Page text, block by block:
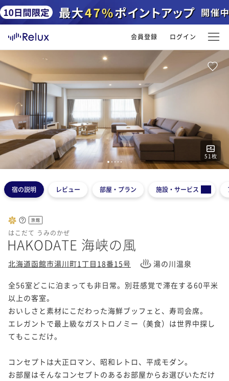
会員登録 ログイン
51 枚
1 2345
宿の説明 レビュー 部屋・プラン 施設・サービス
旅館
はこだて うみのかぜ
HAKODATE 海峡の風
北海道函館市湯川町1丁目18番15号 湯の川温泉
全56室どこに泊まっても非日常。別荘感覚で滞在する60平米
以上の客室。
おいしさと素材にこだわった海鮮ブッフェと、寿司会席。
エレガントで最上級なガストロノミー（美食）は世界中探し
てもここだけ。
コンセプトは大正ロマン、昭和レトロ、平成モダン。
お部屋はそんなコンセプトのあるお部屋からお選びいただけ